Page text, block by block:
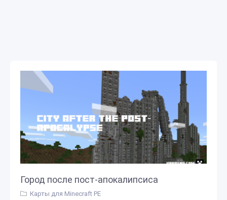
Город после пост-апокалипсиса
Карты для Minecraft PE